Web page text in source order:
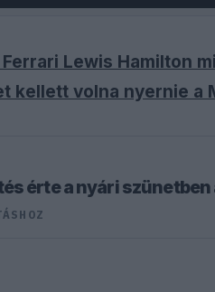
Lewis Hamilton
kellett volna nyernie a
érte a nyári szünetben